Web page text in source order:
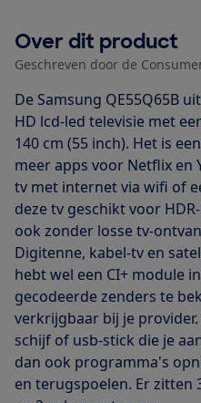
Over dit product
Geschreven door de
De Samsung QE55Q65B
HD lcd-led televisie met
140 cm (55 inch). Het is
meer apps voor Netflix en
tv met internet via wifi of
deze tv geschikt voor
ook zonder losse tv-
Digitenne, kabel-tv en
hebt wel een CI+ module
gecodeerde zenders te
verkrijgbaar bij je
schijf of usb-stick die je
dan ook programma's
en terugspoelen. Er zitten